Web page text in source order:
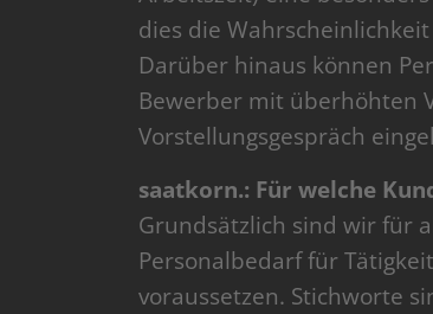
dies die
Darüber hinaus können
Bewerber mit überhöhten
Vorstellungsgespräch
saatkorn.: Für welche
Grundsätzlich sind wir für
Personalbedarf für
voraussetzen. Stichworte